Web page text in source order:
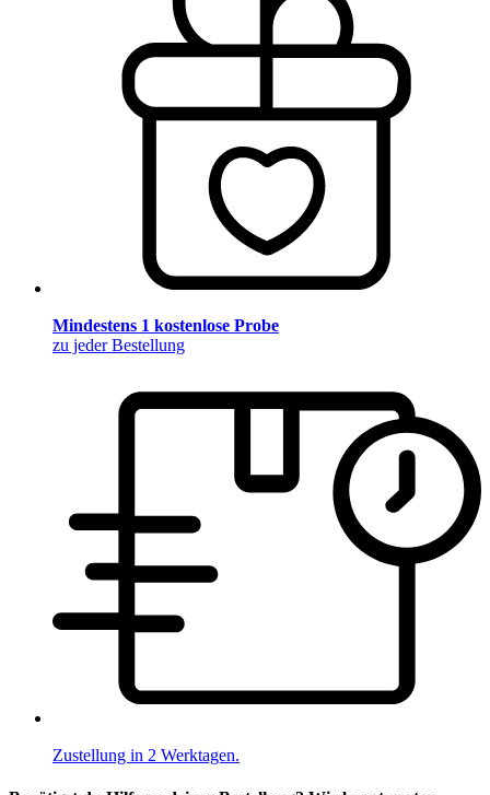
Mindestens 1 kostenlose Probe
zu jeder Bestellung
Zustellung in 2 Werktagen.